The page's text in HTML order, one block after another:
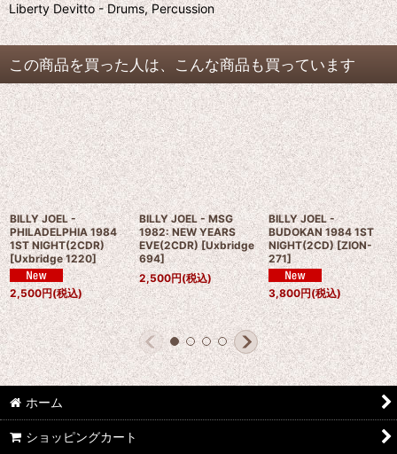
Liberty Devitto - Drums, Percussion
この商品を買った人は、こんな商品も買っています
BILLY JOEL -
PHILADELPHIA 1984
1ST NIGHT(2CDR)
[Uxbridge 1220]
2,500円(税込)
BILLY JOEL - MSG
1982: NEW YEARS
EVE(2CDR) [Uxbridge
694]
2,500円(税込)
BILLY JOEL -
BUDOKAN 1984 1ST
NIGHT(2CD) [ZION-
271]
3,800円(税込)
ホーム
ショッピングカート